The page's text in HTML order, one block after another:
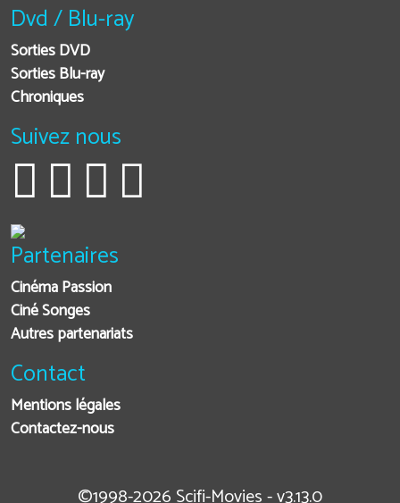
Dvd / Blu-ray
Sorties DVD
Sorties Blu-ray
Chroniques
Suivez nous
Partenaires
Cinéma Passion
Ciné Songes
Autres partenariats
Contact
Mentions légales
Contactez-nous